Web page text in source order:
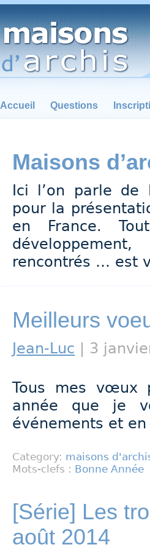
Accueil Questions
Maisons
Ici l’on parle de
pour la
en France.
rencontrés … est
Meilleurs
Jean-Luc | 3
Tous mes vœux
année que je
événements et
Category: maisons
Mots-clefs : Bonne Année
[Série] Les
août 2014